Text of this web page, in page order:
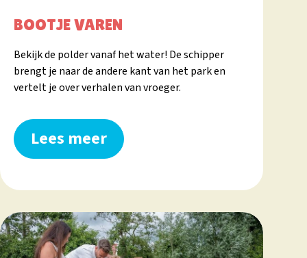
BOOTJE VAREN
Bekijk de polder vanaf het water! De schipper
brengt je naar de andere kant van het park en
vertelt je over verhalen van vroeger.
Lees meer